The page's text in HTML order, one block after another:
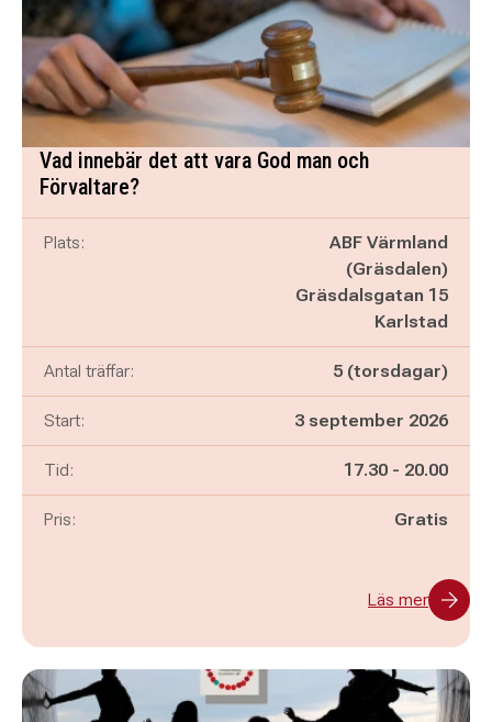
Vad innebär det att vara God man och
Förvaltare?
Plats:
ABF Värmland
(Gräsdalen)
Gräsdalsgatan 15
Karlstad
Antal träffar: 5 (torsdagar)
Start: 3 september 2026
Tid: Pågår mellan
17.30 - och
20.00
Pris: Gratis
Läs mer